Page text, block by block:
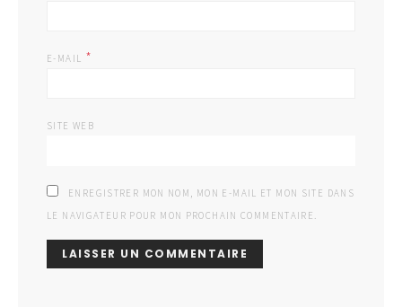
E-MAIL *
SITE WEB
ENREGISTRER MON NOM, MON E-MAIL ET MON SITE DANS
LE NAVIGATEUR POUR MON PROCHAIN COMMENTAIRE.